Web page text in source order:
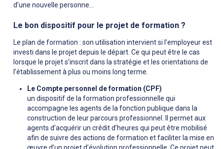
d’une nouvelle personne...
Le bon dispositif pour le projet de formation ?
Le plan de formation : son utilisation intervient si l’employeur est
investi dans le projet depuis le départ. Ce qui peut être le cas
lorsque le projet s’inscrit dans la stratégie et les orientations de
l’établissement à plus ou moins long terme.
Le Compte personnel de formation (CPF)
un dispositif de la formation professionnelle qui
accompagne les agents de la fonction publique dans la
construction de leur parcours professionnel. Il permet aux
agents d’acquérir un crédit d’heures qui peut être mobilisé
afin de suivre des actions de formation et faciliter la mise en